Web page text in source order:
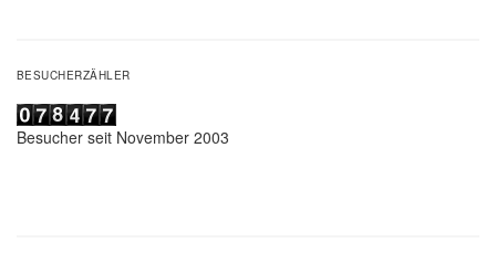
BESUCHERZÄHLER
Besucher seit November 2003